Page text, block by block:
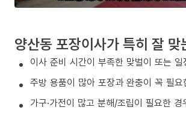
양산동 포장이사가 특히 잘 맞
이사 준비 시간이 부족한 맞벌이 또는
주방 용품이 많아 포장과 완충이 꼭 필요
가구·가전이 많고 분해/조립이 필요한 경